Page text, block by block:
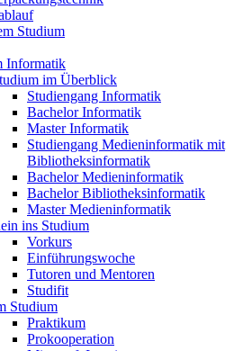
Studium
Informatik
im Überblick
Studiengang Informatik
Bachelor Informatik
Master Informatik
Studiengang Medieninformatik mit
Bibliotheksinformatik
Bachelor Medieninformatik
Bachelor Bibliotheksinformatik
Master Medieninformatik
ins Studium
Vorkurs
Einführungswoche
Tutoren und Mentoren
Studifit
Studium
Praktikum
Prokooperation